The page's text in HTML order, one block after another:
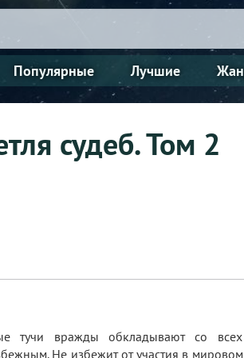
Популярные Лучшие
судеб. Том 2
тучи вражды обкладывают со всех
Не избежит от участия в